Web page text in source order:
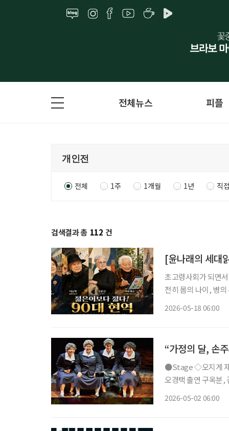
전체뉴스 피플
전체 1주 1개월 1년 직
검색결과 총 112 건
[윤나래의 세대
초고령사회가 되면
전히 몸의 나이, 병
2026-05-18 06:00
“가정의 달, 손
●Stage ◇오지게 재밌는 가시나들 일정 5월 15일 ~ 6월 28일 장소 국립극장 하늘극장 연출
오경택 출연 구옥분,
2026-05-02 06:00